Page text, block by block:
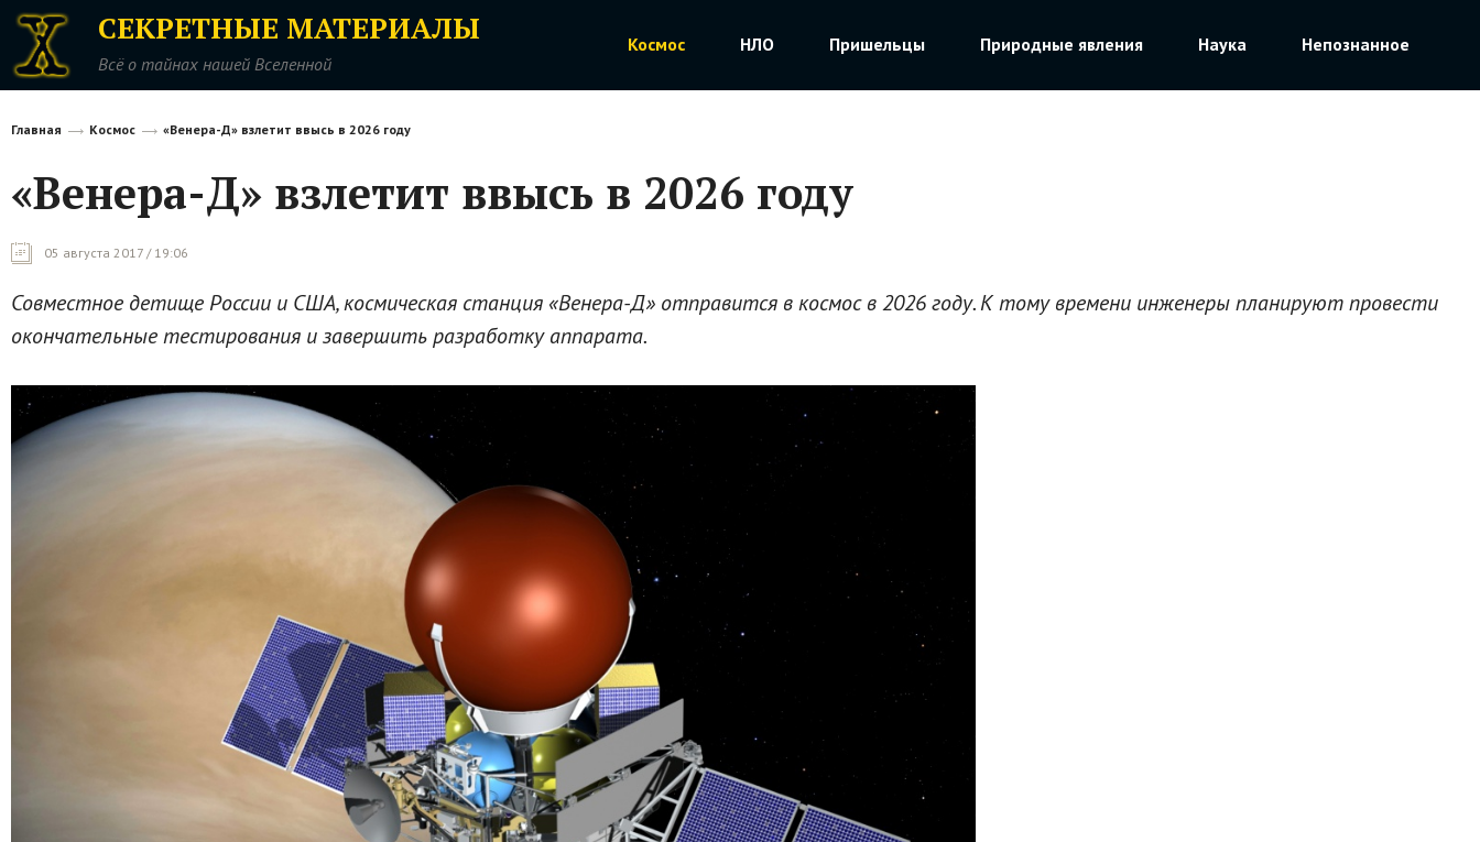
СЕКРЕТНЫЕ МАТЕРИАЛЫ
Всё о тайнах нашей Вселенной
Космос НЛО Пришельцы Природные явления Наука Непознанное
Главная Космос «Венера-Д» взлетит ввысь в 2026 году
«Венера-Д» взлетит ввысь в 2026 году
05 августа 2017 / 19:06
Совместное детище России и США, космическая станция «Венера-Д» отправится в космос в 2026 году. К тому времени инженеры планируют провести
окончательные тестирования и завершить разработку аппарата.